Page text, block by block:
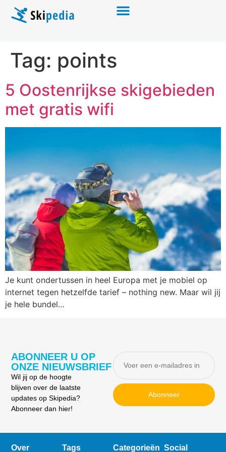
Tag: points
5 Oostenrijkse skigebieden
met gratis wifi
Je kunt ondertussen in heel Europa met je mobiel op
internet tegen hetzelfde tarief – nothing new. Maar wil jij
je hele bundel…
ABONNEER U OP
ONZE NIEUWSBRIEF
Wil jij op de hoogte
blijven over de laatste
updates op Skipedia?
Abonneer dan hier!
Abonneer
Over Tags Categorieën Social